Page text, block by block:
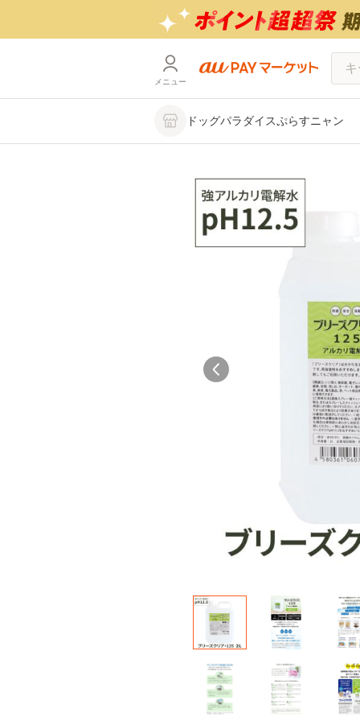
メニュー
ドッグパラダイスぷらすニャン